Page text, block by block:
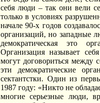
себя люди – так они вели
только в условиях
начале 90-х годов
организаций, но западные
демократическая это
Организация называет
могут договориться между
эти демократические
сектантстки. Один из
1987 году: «Никто не
многие серьезные люди,